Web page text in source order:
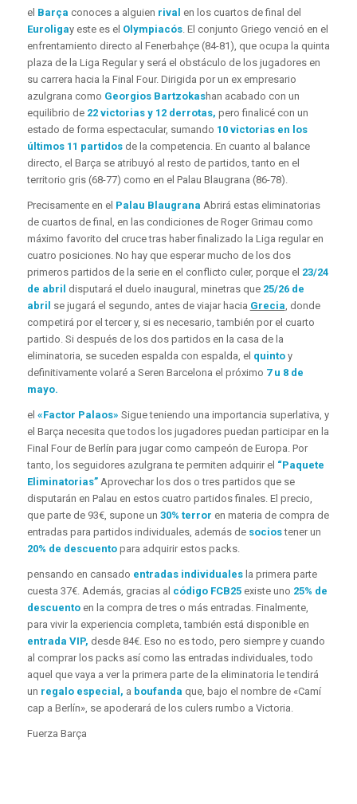
el Barça conoces a alguien rival en los cuartos de final del
Euroligay este es el Olympiacós. El conjunto Griego venció en el
enfrentamiento directo al Fenerbahçe (84-81), que ocupa la quinta
plaza de la Liga Regular y será el obstáculo de los jugadores en
su carrera hacia la Final Four. Dirigida por un ex empresario
azulgrana como Georgios Bartzokashan acabado con un
equilibrio de 22 victorias y 12 derrotas, pero finalicé con un
estado de forma espectacular, sumando 10 victorias en los
últimos 11 partidosde la competencia. En cuanto al balance
directo, el Barça se atribuyó al resto de partidos, tanto en el
territorio gris (68-77) como en el Palau Blaugrana (86-78).
Precisamente en el Palau Blaugrana Abrirá estas eliminatorias
de cuartos de final, en las condiciones de Roger Grimau como
máximo favorito del cruce tras haber finalizado la Liga regular en
cuatro posiciones. No hay que esperar mucho de los dos
primeros partidos de la serie en el conflicto culer, porque el 23/24
de abril disputará el duelo inaugural, minetras que 25/26 de
abril se jugará el segundo, antes de viajar hacia Grecia, donde
competirá por el tercer y, si es necesario, también por el cuarto
partido. Si después de los dos partidos en la casa de la
eliminatoria, se suceden espalda con espalda, el quinto y
definitivamente volaré a Seren Barcelona el próximo 7 u 8 de
mayo.
el «Factor Palaos» Sigue teniendo una importancia superlativa, y
el Barça necesita que todos los jugadores puedan participar en la
Final Four de Berlín para jugar como campeón de Europa. Por
tanto, los seguidores azulgrana te permiten adquirir el “Paquete
Eliminatorias”Aprovechar los dos o tres partidos que se
disputarán en Palau en estos cuatro partidos finales. El precio,
que parte de 93€, supone un 30% terror en materia de compra de
entradas para partidos individuales, además de sociostener un
20% de descuentopara adquirir estos packs.
pensando en cansado entradas individualesla primera parte
cuesta 37€. Además, gracias al código FCB25existe uno 25% de
descuentoen la compra de tres o más entradas. Finalmente,
para vivir la experiencia completa, también está disponible en
entrada VIP, desde 84€. Eso no es todo, pero siempre y cuando
al comprar los packs así como las entradas individuales, todo
aquel que vaya a ver la primera parte de la eliminatoria le tendirá
un regalo especial, a boufanda que, bajo el nombre de «Camí
cap a Berlín», se apoderará de los culers rumbo a Victoria.
Fuerza Barça